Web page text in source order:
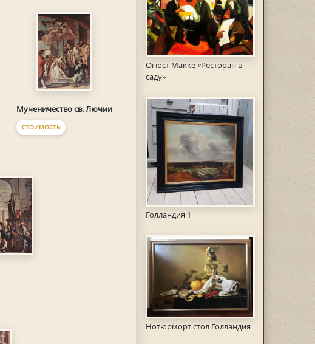
Огюст Макке «Ресторан в
саду»
Голландия 1
Нотюрморт стол Голландия
Мученичество св. Лючии
СТОИМОСТЬ